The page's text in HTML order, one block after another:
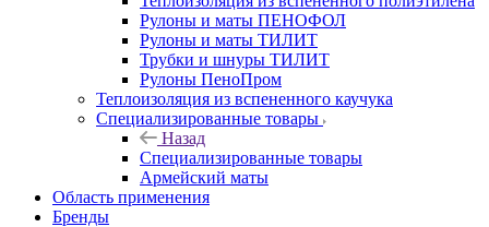
Рулоны и маты ПЕНОФОЛ
Рулоны и маты ТИЛИТ
Трубки и шнуры ТИЛИТ
Рулоны ПеноПром
Теплоизоляция из вспененного каучука
Специализированные товары
Назад
Специализированные товары
Армейский маты
Область применения
Бренды